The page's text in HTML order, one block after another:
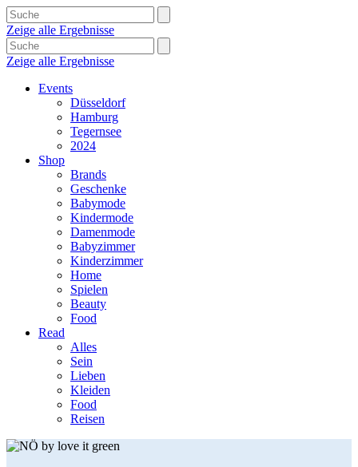
Zeige alle Ergebnisse
Zeige alle Ergebnisse
Events
Düsseldorf
Hamburg
Tegernsee
2024
Shop
Brands
Geschenke
Babymode
Kindermode
Damenmode
Babyzimmer
Kinderzimmer
Home
Spielen
Beauty
Food
Read
Alles
Sein
Lieben
Kleiden
Food
Reisen